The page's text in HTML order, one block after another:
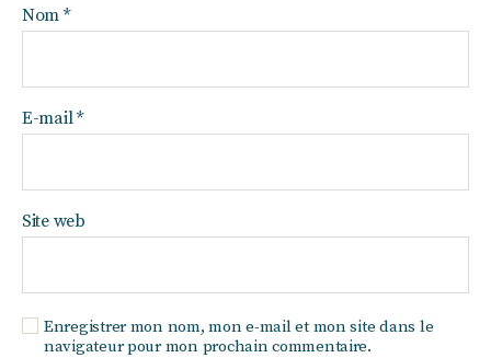
Nom *
E-mail*
Site web
Enregistrer mon nom, mon e-mail et mon site dans le
navigateur pour mon prochain commentaire.